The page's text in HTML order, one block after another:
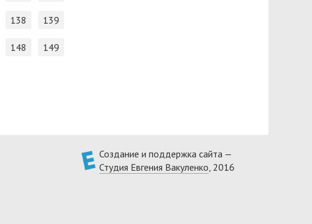
138 139
148 149
Создание и поддержка сайта —
Студия Евгения Вакуленко, 2016